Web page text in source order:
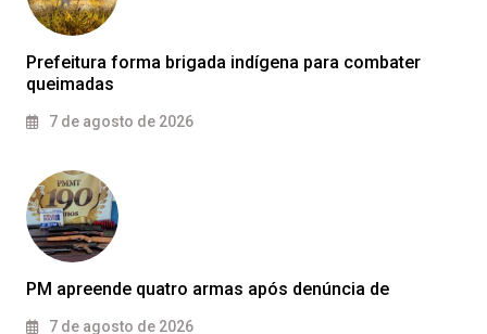
Prefeitura forma brigada indígena para combater
queimadas
7 de agosto de 2026
PM apreende quatro armas após denúncia de
7 de agosto de 2026